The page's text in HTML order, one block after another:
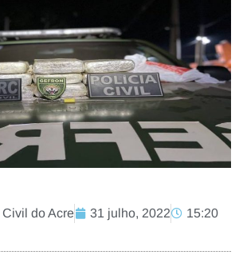
do Acre 31 julho, 2022 15:20